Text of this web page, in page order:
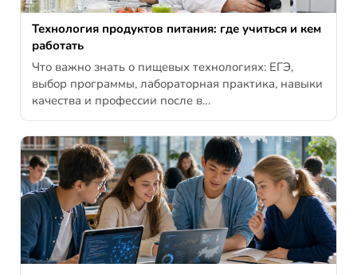
Технология продуктов питания: где учиться и кем
работать
Что важно знать о пищевых технологиях: ЕГЭ,
выбор программы, лабораторная практика, навыки
качества и профессии после в…